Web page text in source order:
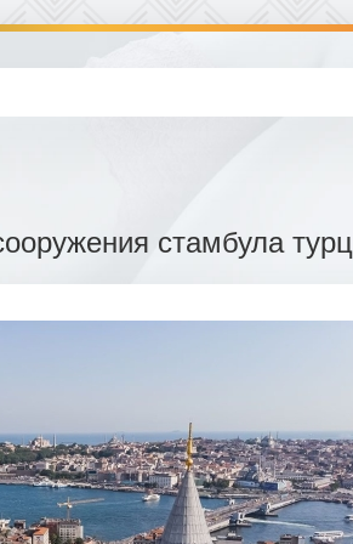
стамбула